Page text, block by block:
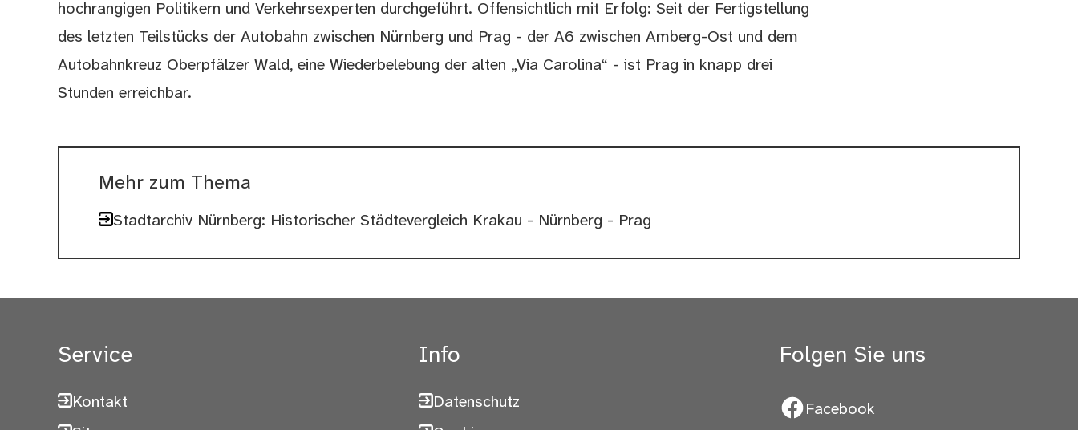
hochrangigen Politikern und Verkehrsexperten durchgeführt. Offensichtlich mit Erfolg: Seit der Fertigstellung
des letzten Teilstücks der Autobahn zwischen Nürnberg und Prag - der A6 zwischen Amberg-Ost und dem
Autobahnkreuz Oberpfälzer Wald, eine Wiederbelebung der alten „Via Carolina“ - ist Prag in knapp drei
Stunden erreichbar.
Mehr zum Thema
Stadtarchiv Nürnberg: Historischer Städtevergleich Krakau - Nürnberg - Prag
Service
Kontakt
Info
Datenschutz
Folgen Sie uns
Facebook